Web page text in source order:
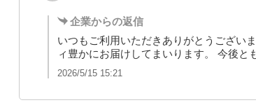
企業からの返信
いつもご利用いただきありがとうござい
ィ豊かにお届けしてまいります。 今後と
2026/5/15 15:21